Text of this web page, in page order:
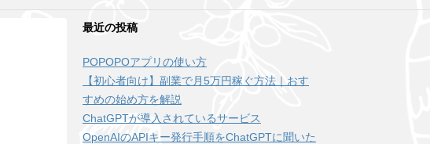
最近の投稿
POPOPOアプリの使い方
【初心者向け】副業で月5万円稼ぐ方法｜おす
すめの始め方を解説
ChatGPTが導入されているサービス
OpenAIのAPIキー発行手順をChatGPTに聞いた